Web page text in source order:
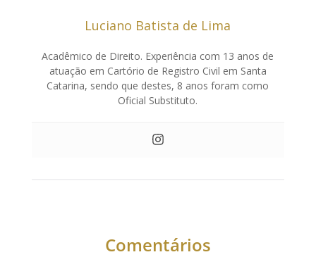
Luciano Batista de Lima
Acadêmico de Direito. Experiência com 13 anos de
atuação em Cartório de Registro Civil em Santa
Catarina, sendo que destes, 8 anos foram como
Oficial Substituto.
Comentários